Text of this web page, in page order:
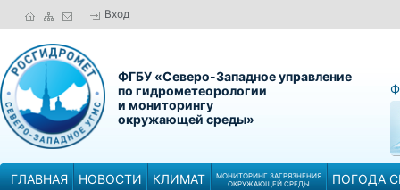
Вход
ФГБУ «Северо-Западное управление
по гидрометеорологии
и мониторингу
окружающей среды»
ГЛАВНАЯ НОВОСТИ КЛИМАТ
МОНИТОРИНГ ЗАГРЯЗНЕНИЯ
ОКРУЖАЮЩЕЙ СРЕДЫ
ПОГОДА